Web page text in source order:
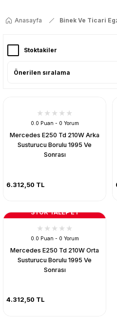
Anasayfa Binek Ve Ticari
Stoktakiler
0.0 Puan - 0 Yorum
Mercedes E250 Td 210W Arka
Susturucu Borulu 1995 Ve
Sonrası
6.312,50 TL
STOK TALEP ET
0.0 Puan - 0 Yorum
Mercedes E250 Td 210W Orta
Susturucu Borulu 1995 Ve
Sonrası
4.312,50 TL